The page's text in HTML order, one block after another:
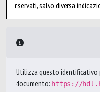
riservati, salvo diversa
Utilizza questo identificativo
documento: https://